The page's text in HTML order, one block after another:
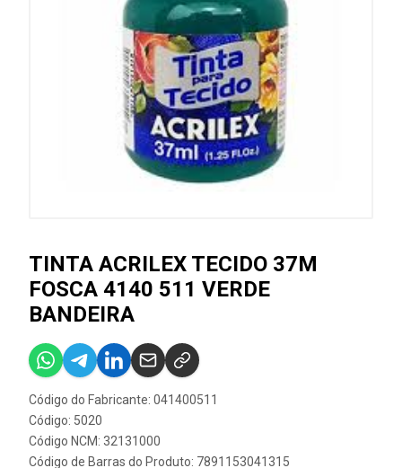
TINTA ACRILEX TECIDO 37M
FOSCA 4140 511 VERDE
BANDEIRA
Código do Fabricante: 041400511
Código: 5020
Código NCM: 32131000
Código de Barras do Produto: 7891153041315